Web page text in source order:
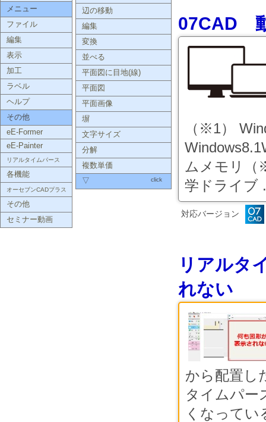
メニュー
ファイル
編集
表示
加工
ラベル
ヘルプ
その他
eE-Former
eE-Painter
リアルタイムパース
各機能
オーセブンCADプラス
その他
セミナー動画
辺の移動
編集
変換
並べる
平面図に目地(線)
平面図
平面画像
塀
文字サイズ
分解
複数単価
▽
click
07CAD
（※1）
ムメモリ（
学ドライブ
対応バージョン
リアルタ
れない
から配置し
タイムパー
くなってい